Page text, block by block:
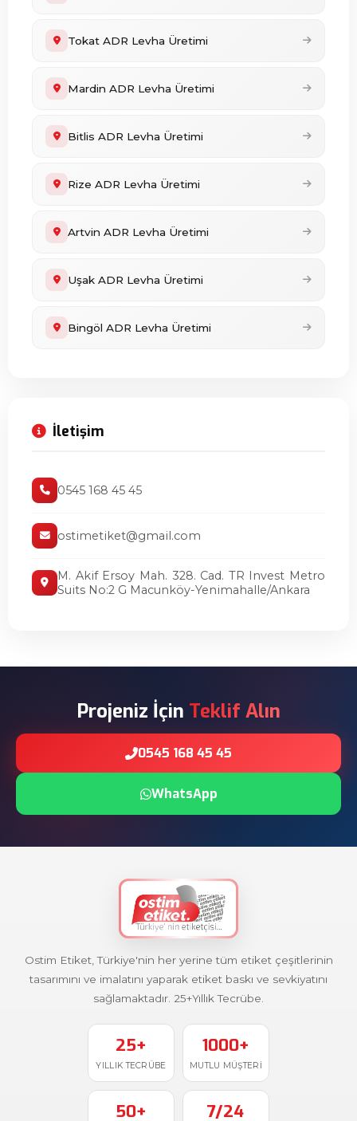
Tokat ADR Levha Üretimi
Mardin ADR Levha Üretimi
Bitlis ADR Levha Üretimi
Rize ADR Levha Üretimi
Artvin ADR Levha Üretimi
Uşak ADR Levha Üretimi
Bingöl ADR Levha Üretimi
İletişim
0545 168 45 45
ostimetiket@gmail.com
M. Akif Ersoy Mah. 328. Cad. TR Invest Metro
Suits No:2 G Macunköy-Yenimahalle/Ankara
Projeniz İçin Teklif Alın
0545 168 45 45
WhatsApp
Ostim Etiket, Türkiye'nin her yerine tüm etiket çeşitlerinin
tasarımını ve imalatını yaparak etiket baskı ve sevkiyatını
sağlamaktadır. 25+Yıllık Tecrübe.
25+
YILLIK TECRÜBE
1000+
MUTLU MÜŞTERI
50+ 7/24